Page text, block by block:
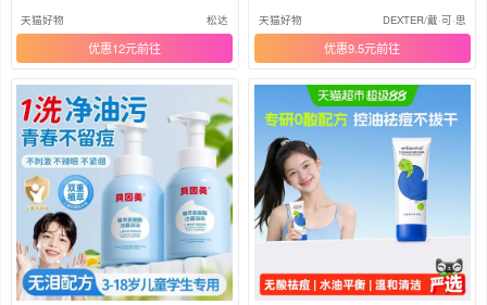
防晒
天猫好物 松达
优惠12元
天猫好物 DEXTER/戴·可·思
优惠9.5元